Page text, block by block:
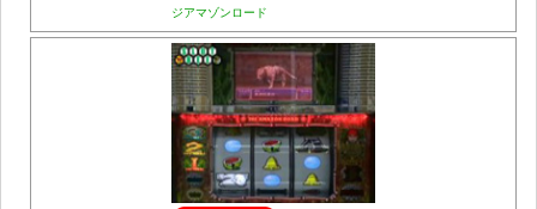
ジアマゾンロード